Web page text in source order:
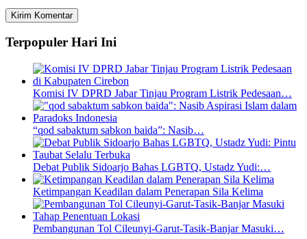
Terpopuler Hari Ini
Komisi IV DPRD Jabar Tinjau Program Listrik Pedesaan…
“qod sabaktum sabkon baida”: Nasib…
Debat Publik Sidoarjo Bahas LGBTQ, Ustadz Yudi:…
Ketimpangan Keadilan dalam Penerapan Sila Kelima
Pembangunan Tol Cileunyi-Garut-Tasik-Banjar Masuki…